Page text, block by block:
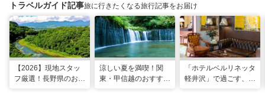
トラベルガイド記事旅に行きたくなる旅行記事をお届け
【2026】現地スタッ
フ厳選！長野県のおす
涼しい夏を満喫！関
東・甲信越のおすすめ
「ホテルベルリネッタ
軽井沢」で過ごす、ア